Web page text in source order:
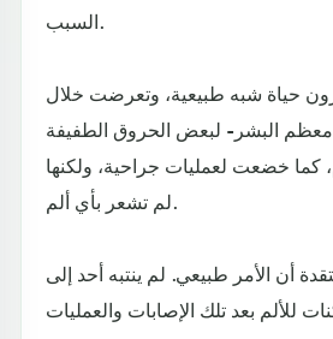
السبب.
حياة شبه طبيعية، وتعرضت خلال
معظم البشر- لبعض الحروق الطفيفة
خضعت لعمليات جراحية، ولكنها
لم تشعر بأي ألم.
أن الأمر طبيعي. لم ينتبه أحد إلى